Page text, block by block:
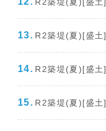
R2築堤(夏)[盛
R2築堤(夏)[盛
R2築堤(夏)[盛
R2築堤(夏)[盛